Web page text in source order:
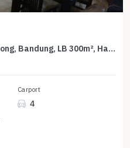
Rumah Elite di Kawasan Lengkong, Bandung, LB 300m², Harga 4,2 Miliar
Carport
4